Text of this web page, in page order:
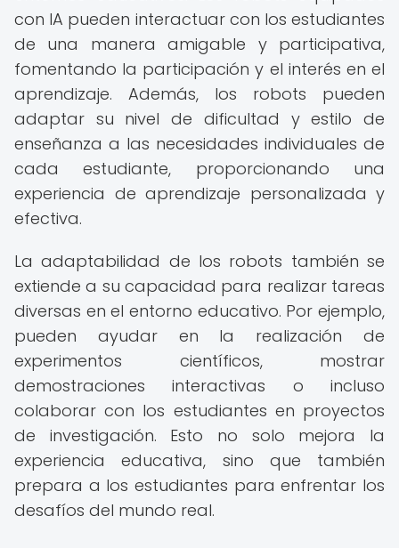
con IA pueden interactuar con los estudiantes
de una manera amigable y participativa,
fomentando la participación y el interés en el
aprendizaje. Además, los robots pueden
adaptar su nivel de dificultad y estilo de
enseñanza a las necesidades individuales de
cada estudiante, proporcionando una
experiencia de aprendizaje personalizada y
efectiva.
La adaptabilidad de los robots también se
extiende a su capacidad para realizar tareas
diversas en el entorno educativo. Por ejemplo,
pueden ayudar en la realización de
experimentos científicos, mostrar
demostraciones interactivas o incluso
colaborar con los estudiantes en proyectos
de investigación. Esto no solo mejora la
experiencia educativa, sino que también
prepara a los estudiantes para enfrentar los
desafíos del mundo real.